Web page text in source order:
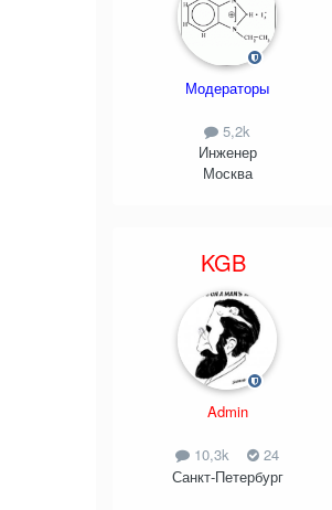
Модераторы
5,2k
Инженер
Москва
KGB
Admin
10,3k
24
Санкт-Петербург